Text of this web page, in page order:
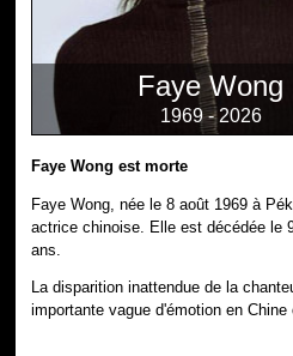
Faye Wong
1969 - 2026
Faye Wong est morte
Faye Wong, née le 8 août 1969 à
actrice chinoise. Elle est décédée le
ans.
La disparition inattendue de la
importante vague d'émotion en